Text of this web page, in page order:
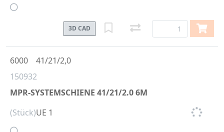
3D CAD
150932
MPR-SYSTEMSCHIENE 41/21/2.0 6M
6000 41/21/2,0
(Stück)UE 1